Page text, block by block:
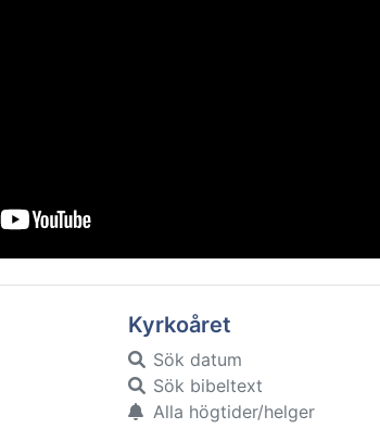
Kyrkoåret
Sök datum
Sök bibeltext
Alla högtider/helger